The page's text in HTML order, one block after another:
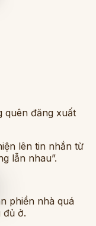
quên đăng xuất
lên tin nhắn từ
lẫn nhau”.
phiền nhà quá
đủ ở.